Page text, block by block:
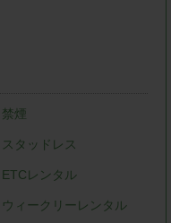
禁煙
スタッドレス
ETCレンタル
ウィークリーレンタル